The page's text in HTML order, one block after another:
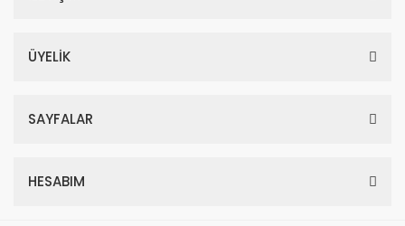
ÜYELİK
SAYFALAR
HESABIM